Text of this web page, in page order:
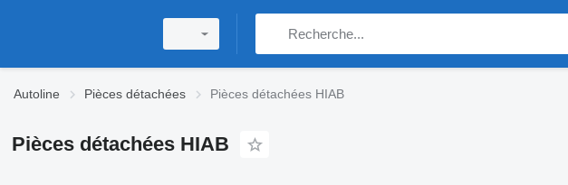
Autoline Pièces détachées Pièces détachées HIAB
Pièces détachées HIAB